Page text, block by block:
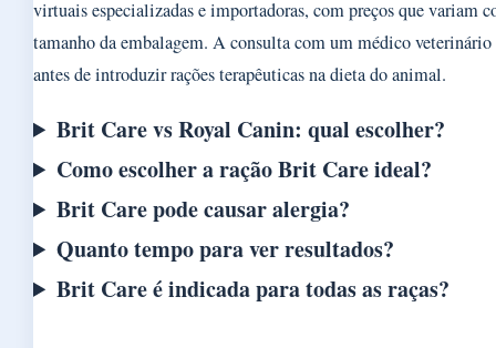
virtuais especializadas e importadoras, com preços que variam
tamanho da embalagem. A consulta com um médico veterinário
antes de introduzir rações terapêuticas na dieta do animal.
Brit Care vs Royal Canin: qual escolher?
Como escolher a ração Brit Care ideal?
Brit Care pode causar alergia?
Quanto tempo para ver resultados?
Brit Care é indicada para todas as raças?